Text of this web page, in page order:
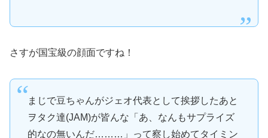
さすが国宝級の顔面ですね！
まじで豆ちゃんがジェオ代表として挨拶したあと
ヲタク達(JAM)が皆んな「あ、なんもサプライズ
的なの無いんだ………」って察し始めてタイミン